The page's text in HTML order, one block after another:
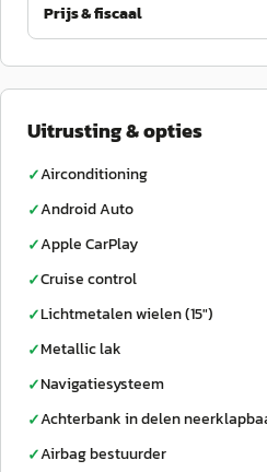
Prijs & fiscaal
Uitrusting & opties
✓Airconditioning
✓Android Auto
✓Apple CarPlay
✓Cruise control
✓Lichtmetalen wielen (15")
✓Metallic lak
✓Navigatiesysteem
✓Achterbank in delen
✓Airbag bestuurder